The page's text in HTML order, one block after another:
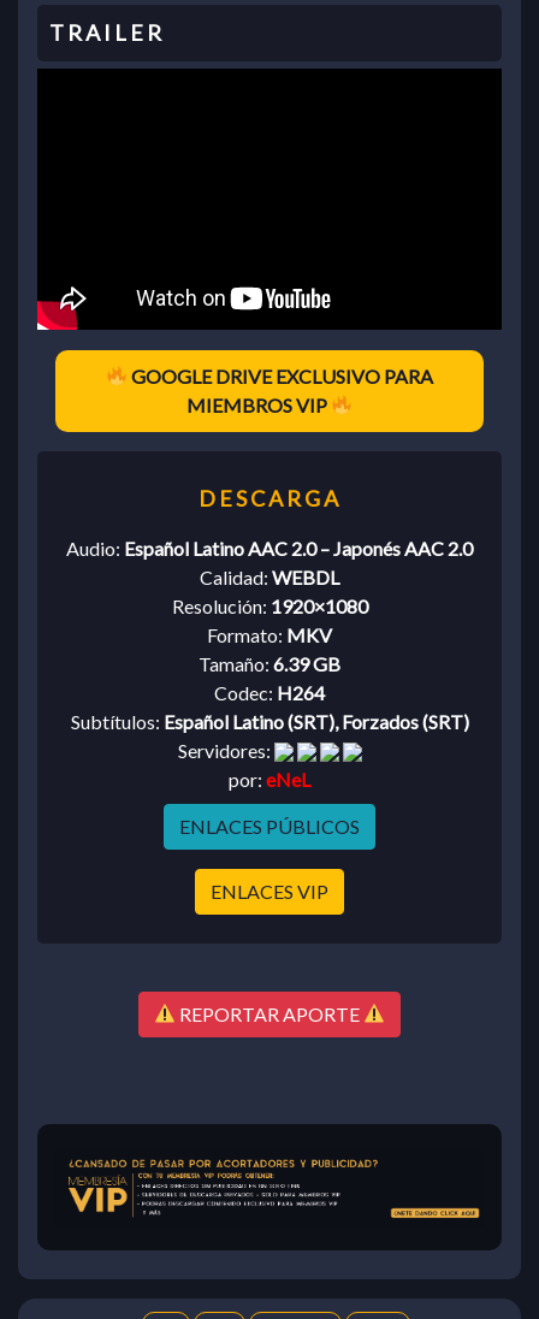
GOOGLE DRIVE EXCLUSIVO PARA
MIEMBROS VIP
Audio: Español Latino AAC 2.0 – Japonés AAC 2.0
Calidad: WEBDL
Resolución: 1920×1080
Formato: MKV
Tamaño: 6.39 GB
Codec: H264
Subtítulos: Español Latino (SRT), Forzados (SRT)
Servidores:
por: eNeL
ENLACES PÚBLICOS
ENLACES VIP
REPORTAR APORTE